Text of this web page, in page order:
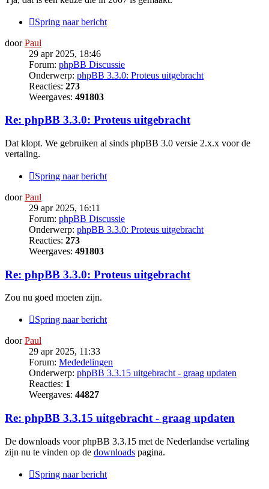
Spring naar bericht
doorPaul
29 apr 2025, 18:46
Forum: phpBB Discussie
Onderwerp: phpBB 3.3.0: Proteus uitgebracht
Reacties: 273
Weergaves: 491803
Re: phpBB 3.3.0: Proteus uitgebracht
Dat klopt. We gebruiken al sinds phpBB 3.0 versie 2.x.x voor de
vertaling.
Spring naar bericht
doorPaul
29 apr 2025, 16:11
Forum: phpBB Discussie
Onderwerp: phpBB 3.3.0: Proteus uitgebracht
Reacties: 273
Weergaves: 491803
Re: phpBB 3.3.0: Proteus uitgebracht
Zou nu goed moeten zijn.
Spring naar bericht
doorPaul
29 apr 2025, 11:33
Forum: Mededelingen
Onderwerp: phpBB 3.3.15 uitgebracht - graag updaten
Reacties: 1
Weergaves: 44827
Re: phpBB 3.3.15 uitgebracht - graag updaten
De downloads voor phpBB 3.3.15 met de Nederlandse vertaling
zijn nu te vinden op de downloads pagina.
Spring naar bericht